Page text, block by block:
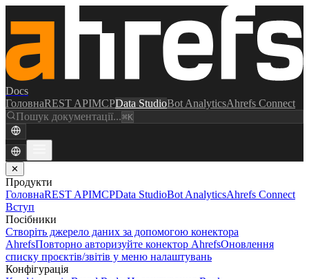
Docs
ГоловнаREST APIMCPData StudioBot AnalyticsAhrefs Connect
Пошук документації...⌘K
✕
Продукти
ГоловнаREST APIMCPData StudioBot AnalyticsAhrefs Connect
Вступ
Посібники
Створіть джерело даних за допомогою конектора
AhrefsПовторно авторизуйте конектор AhrefsОновлення
списку проєктів/звітів у меню налаштувань
Конфігурація